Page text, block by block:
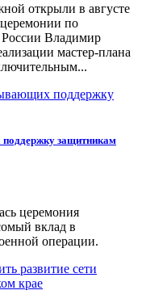
открыли в августе
по
России Владимир
мастер-плана
защитникам
церемония
вклад в
операции.